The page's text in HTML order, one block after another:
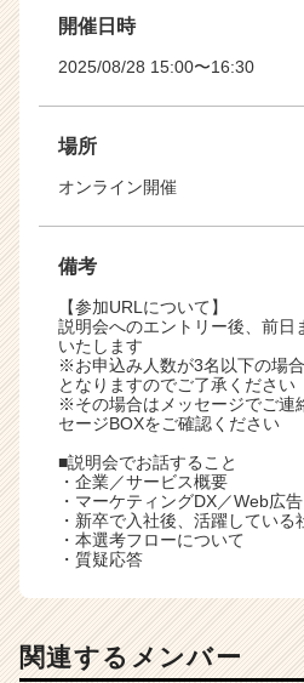
開催日時
2025/08/28 15:00〜16:30
場所
オンライン開催
備考
【参加URLについて】
説明会へのエントリー後、前日
いたします
※お申込み人数が3名以下の場
となりますのでご了承ください
※その場合はメッセージでご連
セージBOXをご確認ください
■説明会でお話すること
・企業／サービス概要
・マーケティングDX／Web広
・新卒で入社後、活躍している
・本選考フローについて
・質疑応答
関連するメンバー